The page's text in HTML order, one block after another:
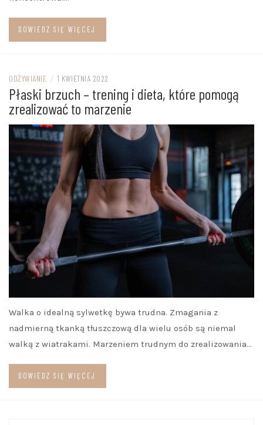
DOWIEDZ SIĘ WIĘCEJ
ODŻYWIANIE / 1 KWIETNIA 2022
Płaski brzuch – trening i dieta, które pomogą
zrealizować to marzenie
Walka o idealną sylwetkę bywa trudna. Zmagania z
nadmierną tkanką tłuszczową dla wielu osób są niemal
walką z wiatrakami. Marzeniem trudnym do zrealizowania…
DOWIEDZ SIĘ WIĘCEJ